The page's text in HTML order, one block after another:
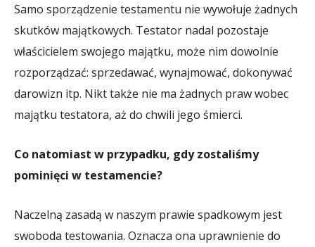
Samo sporządzenie testamentu nie wywołuje żadnych
skutków majątkowych. Testator nadal pozostaje
właścicielem swojego majątku, może nim dowolnie
rozporządzać: sprzedawać, wynajmować, dokonywać
darowizn itp. Nikt także nie ma żadnych praw wobec
majątku testatora, aż do chwili jego śmierci.
Co natomiast w przypadku, gdy zostaliśmy
pominięci w testamencie?
Naczelną zasadą w naszym prawie spadkowym jest
swoboda testowania. Oznacza ona uprawnienie do